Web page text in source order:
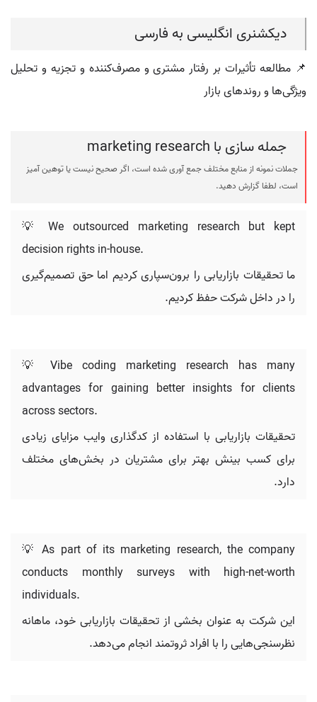
دیکشنری انگلیسی به فارسی
📌 مطالعه تأثیرات بر رفتار مشتری و مصرف‌کننده و تجزیه و تحلیل
ویژگی‌ها و روندهای بازار
جمله سازی با marketing research
جملات نمونه از منابع مختلف جمع آوری شده است، اگر صحیح نیست یا توهین آمیز
است، لطفا گزارش دهید.
💡 We outsourced marketing research but kept
decision rights in-house.
ما تحقیقات بازاریابی را برون‌سپاری کردیم اما حق تصمیم‌گیری
را در داخل شرکت حفظ کردیم.
💡 Vibe coding marketing research has many
advantages for gaining better insights for clients
across sectors.
تحقیقات بازاریابی با استفاده از کدگذاری وایب مزایای زیادی
برای کسب بینش بهتر برای مشتریان در بخش‌های مختلف
دارد.
💡 As part of its marketing research, the company
conducts monthly surveys with high-net-worth
individuals.
این شرکت به عنوان بخشی از تحقیقات بازاریابی خود، ماهانه
نظرسنجی‌هایی را با افراد ثروتمند انجام می‌دهد.